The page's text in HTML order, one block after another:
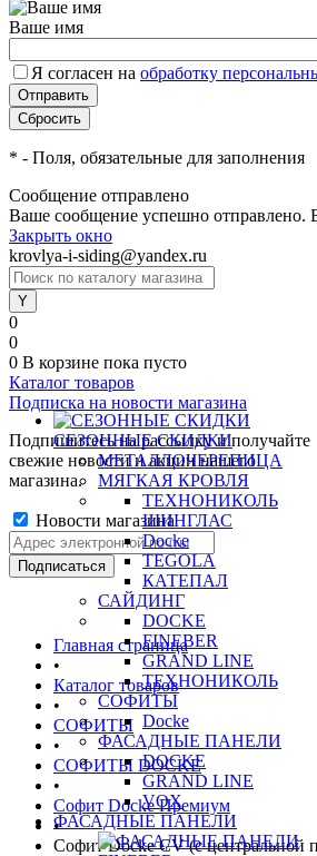
Ваше имя
Я согласен на обработку
* - Поля, обязательные для заполнения
Сообщение отправлено
Ваше сообщение успешно отправлено.
Закрыть окно
krovlya-i-siding@yandex.ru
0
0
0 В корзине пока пусто
Каталог товаров
СЕЗОННЫЕ СКИДКИ
МЕТАЛЛОЧЕРЕПИЦА
МЯГКАЯ КРОВЛЯ
ТЕХНОНИКОЛЬ
ШИНГЛАС
Docke
TEGOLA
КАТЕПАЛ
САЙДИНГ
DOCKE
FINEBER
GRAND LINE
ТЕХНОНИКОЛЬ
СОФИТЫ
Docke
ФАСАДНЫЕ ПАНЕЛИ
DOCKE
GRAND LINE
VOX
ФАСАДНЫЕ ПАНЕЛИ
Подписка на новости магазина
Подпишитесь на рассылку и получайте
свежие новости и акции нашего
магазина.
Новости магазина
Главная страница
•
Каталог товаров
•
СОФИТЫ
•
СОФИТЫ DOCKE
•
Софит Docke Премиум
•
Софит Docke CV (с